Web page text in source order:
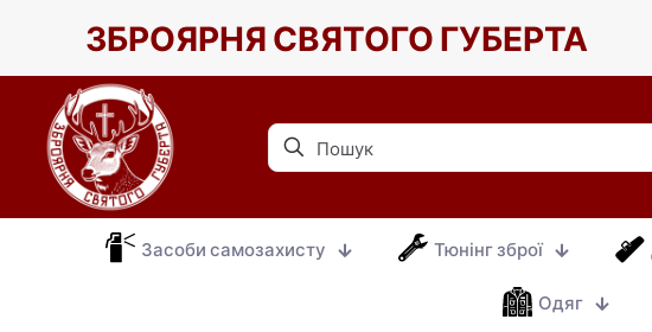
ЗБРОЯРНЯ СВЯТОГО ГУБЕРТА
Засоби самозахисту Тюнінг зброї
Одяг